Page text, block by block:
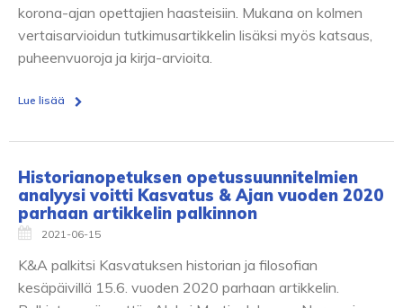
korona-ajan opettajien haasteisiin. Mukana on kolmen
vertaisarvioidun tutkimusartikkelin lisäksi myös katsaus,
puheenvuoroja ja kirja-arvioita.
Lue lisää
Historianopetuksen opetussuunnitelmien
analyysi voitti Kasvatus & Ajan vuoden 2020
parhaan artikkelin palkinnon
2021-06-15
K&A palkitsi Kasvatuksen historian ja filosofian
kesäpäivillä 15.6. vuoden 2020 parhaan artikkelin.